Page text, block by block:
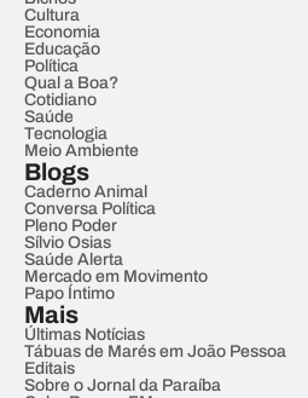
Cultura
Economia
Educação
Política
Qual a Boa?
Cotidiano
Saúde
Tecnologia
Meio Ambiente
Blogs
Caderno Animal
Conversa Política
Pleno Poder
Sílvio Osias
Saúde Alerta
Mercado em Movimento
Papo Íntimo
Mais
Últimas Notícias
Tábuas de Marés em João Pessoa
Editais
Sobre o Jornal da Paraíba